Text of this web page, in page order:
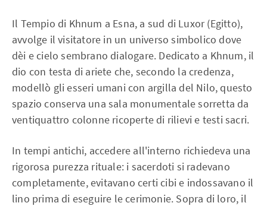
Il Tempio di Khnum a Esna, a sud di Luxor (Egitto),
avvolge il visitatore in un universo simbolico dove
dèi e cielo sembrano dialogare. Dedicato a Khnum, il
dio con testa di ariete che, secondo la credenza,
modellò gli esseri umani con argilla del Nilo, questo
spazio conserva una sala monumentale sorretta da
ventiquattro colonne ricoperte di rilievi e testi sacri.
In tempi antichi, accedere all'interno richiedeva una
rigorosa purezza rituale: i sacerdoti si radevano
completamente, evitavano certi cibi e indossavano il
lino prima di eseguire le cerimonie. Sopra di loro, il